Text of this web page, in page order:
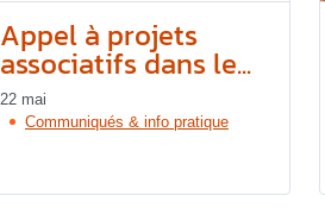
Appel à projets
associatifs dans le...
22 mai
Communiqués & info pratique